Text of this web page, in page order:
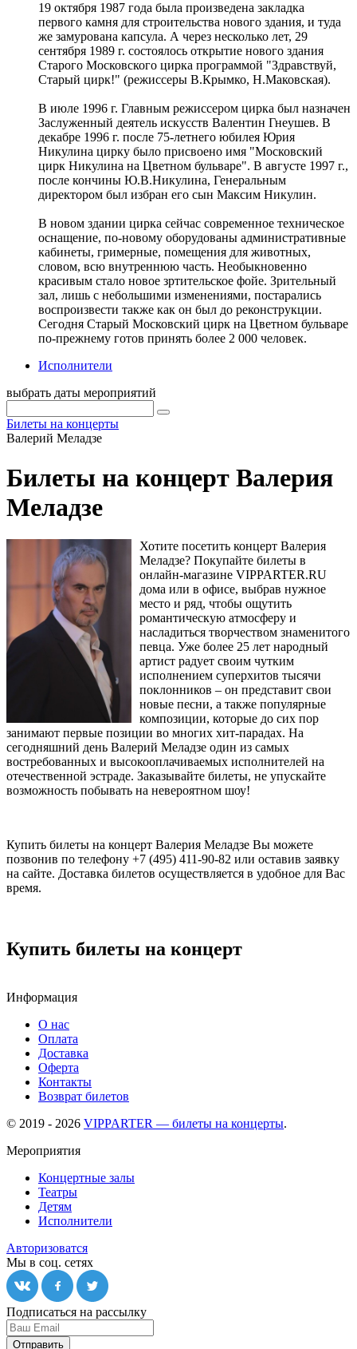
19 октября 1987 года была произведена закладка
первого камня для строительства нового здания, и туда
же замурована капсула. А через несколько лет, 29
сентября 1989 г. состоялось открытие нового здания
Старого Московского цирка программой "Здравствуй,
Старый цирк!" (режиссеры В.Крымко, Н.Маковская).
В июле 1996 г. Главным режиссером цирка был назначен
Заслуженный деятель искусств Валентин Гнеушев. В
декабре 1996 г. после 75-летнего юбилея Юрия
Никулина цирку было присвоено имя "Московский
цирк Никулина на Цветном бульваре". В августе 1997 г.,
после кончины Ю.В.Никулина, Генеральным
директором был избран его сын Максим Никулин.
В новом здании цирка сейчас современное техническое
оснащение, по-новому оборудованы административные
кабинеты, гримерные, помещения для животных,
словом, всю внутреннюю часть. Необыкновенно
красивым стало новое зртительское фойе. Зрительный
зал, лишь с небольшими изменениями, постарались
воспроизвести также как он был до реконструкции.
Сегодня Старый Московский цирк на Цветном бульваре
по-прежнему готов принять более 2 000 человек.
Исполнители
выбрать даты мероприятий
Билеты на концерты
Валерий Меладзе
Билеты на концерт Валерия
Меладзе
Хотите посетить концерт Валерия
Меладзе? Покупайте билеты в
онлайн-магазине VIPPARTER.RU
дома или в офисе, выбрав нужное
место и ряд, чтобы ощутить
романтическую атмосферу и
насладиться творчеством знаменитого
певца. Уже более 25 лет народный
артист радует своим чутким
исполнением суперхитов тысячи
поклонников – он представит свои
новые песни, а также популярные
композиции, которые до сих пор
занимают первые позиции во многих хит-парадах. На
сегодняшний день Валерий Меладзе один из самых
востребованных и высокооплачиваемых исполнителей на
отечественной эстраде. Заказывайте билеты, не упускайте
возможность побывать на невероятном шоу!
Купить билеты на концерт Валерия Меладзе Вы можете
позвонив по телефону +7 (495) 411-90-82 или оставив заявку
на сайте. Доставка билетов осуществляется в удобное для Вас
время.
Купить билеты на концерт
Информация
О нас
Оплата
Доставка
Оферта
Контакты
Возврат билетов
© 2019 - 2026 VIPPARTER — билеты на концерты.
Мероприятия
Концертные залы
Театры
Детям
Исполнители
Авторизоватся
Мы в соц. сетях
Подписаться на рассылку
Отправить